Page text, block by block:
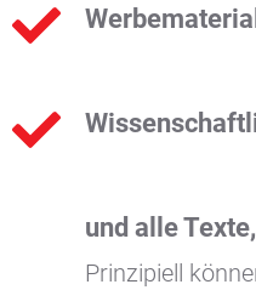
und alle
Prinzipiell